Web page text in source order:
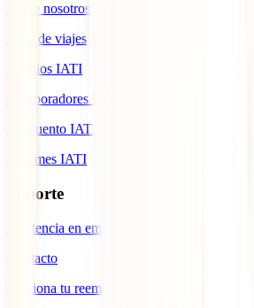
Sobre nosotros
Blog de viajes
Premios IATI
Colaboradores IATI
Descuento IATI
Informes IATI
Soporte
Asistencia en emergencias
Contacto
Gestiona tu reembolso